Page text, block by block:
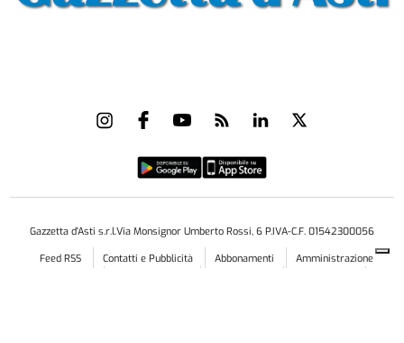
Gazzetta d'Asti s.r.l.Via Monsignor Umberto Rossi, 6 P.IVA-C.F. 01542300056
Feed RSS
Contatti e Pubblicità Abbonamenti
Amministrazione